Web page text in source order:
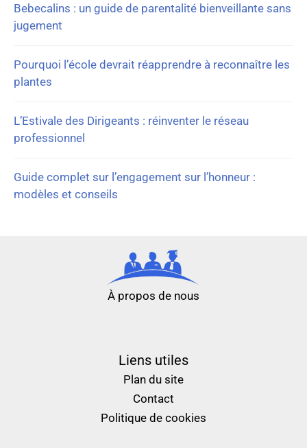
Bebecalins : un guide de parentalité bienveillante sans
jugement
Pourquoi l’école devrait réapprendre à reconnaître les
plantes
L’Estivale des Dirigeants : réinventer le réseau
professionnel
Guide complet sur l’engagement sur l’honneur :
modèles et conseils
À propos de nous
Liens utiles
Plan du site
Contact
Politique de cookies